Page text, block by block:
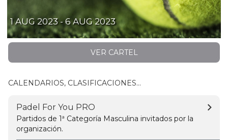
1 AUG 2023 - 6 AUG 2023
VER CARTEL
CALENDARIOS, CLASIFICACIONES...
Padel For You PRO
Partidos de 1ª Categoría Masculina invitados por la
organización.